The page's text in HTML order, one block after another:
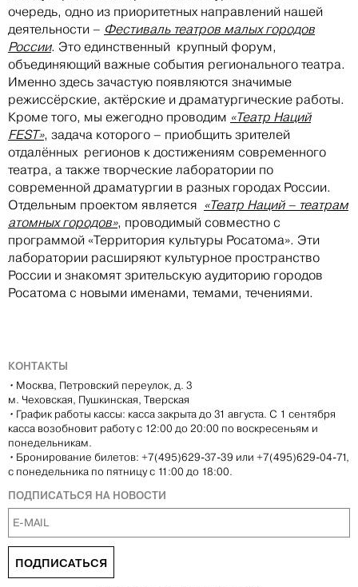
очередь, одно из приоритетных направлений нашей
деятельности – Фестиваль театров малых городов
России. Это единственный крупный форум,
объединяющий важные события регионального театра.
Именно здесь зачастую появляются значимые
режиссёрские, актёрские и драматургические работы.
Кроме того, мы ежегодно проводим «Театр Наций
FEST», задача которого – приобщить зрителей
отдалённых регионов к достижениям современного
театра, а также творческие лаборатории по
современной драматургии в разных городах России.
Отдельным проектом является «Театр Наций – театрам
атомных городов», проводимый совместно с
программой «Территория культуры Росатома». Эти
лаборатории расширяют культурное пространство
России и знакомят зрительскую аудиторию городов
Росатома с новыми именами, темами, течениями.
КОНТАКТЫ
• Москва, Петровский переулок, д. 3
м. Чеховская, Пушкинская, Тверская
• График работы кассы: касса закрыта до 31 августа. С 1 сентября
касса возобновит работу с 12:00 до 20:00 по воскресеньям и
понедельникам.
• Бронирование билетов: +7(495)629-37-39 или +7(495)629-04-71,
с понедельника по пятницу с 11:00 до 18:00.
ПОДПИСАТЬСЯ НА НОВОСТИ
ПОДПИСАТЬСЯ